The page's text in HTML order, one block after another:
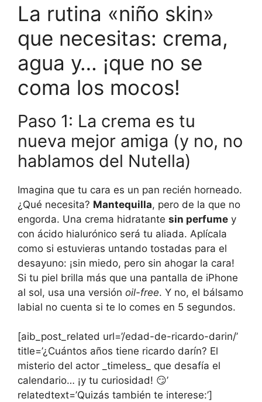
La rutina «niño skin»
que necesitas: crema,
agua y… ¡que no se
coma los mocos!
Paso 1: La crema es tu
nueva mejor amiga (y no, no
hablamos del Nutella)
Imagina que tu cara es un pan recién horneado.
¿Qué necesita? Mantequilla, pero de la que no
engorda. Una crema hidratante sin perfume y
con ácido hialurónico será tu aliada. Aplícala
como si estuvieras untando tostadas para el
desayuno: ¡sin miedo, pero sin ahogar la cara!
Si tu piel brilla más que una pantalla de iPhone
al sol, usa una versión oil-free. Y no, el bálsamo
labial no cuenta si te lo comes en 5 segundos.
[aib_post_related url=’/edad-de-ricardo-darin/’
title=’¿Cuántos años tiene ricardo darín? El
misterio del actor _timeless_ que desafía el
calendario… ¡y tu curiosidad! 😏’
relatedtext=’Quizás también te interese:’]